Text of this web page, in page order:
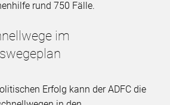
rund 750 Fälle.
im
Erfolg kann der ADFC die